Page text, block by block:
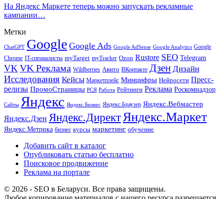
На Яндекс Маркете теперь можно запускать рекламные
кампании…
Метки
ChatGPT Google Google Ads Google AdSense Google Analytics Google
Chrome IT-специалисты myTarget myTracker Ozon Rustore SEO Telegram
VK VK Реклама Wildberries Авито ВКонтакте Дзен Дизайн
Исследования Кейсы Маркетплейс Минцифры Нейросети Пресс-
релизы ПромоСтраницы РСЯ Работа Рейтинги Реклама Роскомнадзор
Сайты Яндекс Яндекс.Бизнес Яндекс.Браузер Яндекс.Вебмастер
Яндекс.Дзен Яндекс.ДиректЯндекс.Маркет
Яндекс.Метрика бизнес курсы маркетинг обучение
Добавить сайт в каталог
Опубликовать статью бесплатно
Поисковое продвижение
Реклама на портале
© 2026 - SEO в Беларуси. Все права защищены.